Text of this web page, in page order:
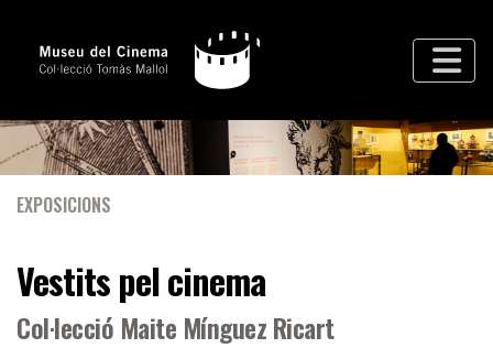
EXPOSICIONS
Vestits pel cinema
Col·lecció Maite Mínguez Ricart